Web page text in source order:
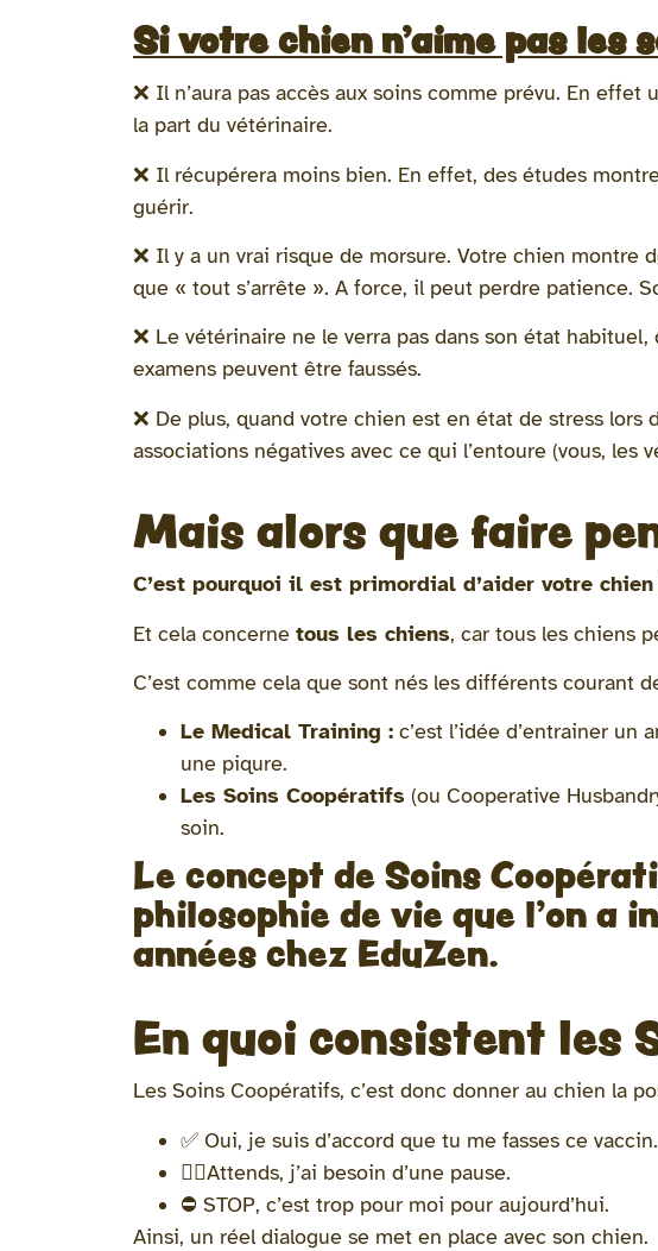
Si votre chien n’aime pas les
❌ Il n’aura pas accès aux soins comme prévu. En
la part du vétérinaire.
❌ Il récupérera moins bien. En effet, des études
guérir.
❌ Il y a un vrai risque de morsure. Votre chien montre
que « tout s’arrête ». A force, il peut perdre patience.
❌ Le vétérinaire ne le verra pas dans son état
examens peuvent être faussés.
❌ De plus, quand votre chien est en état de stress
associations négatives avec ce qui l’entoure (vous, les
Mais alors que faire
C’est pourquoi il est primordial d’aider votre
Et cela concerne tous les chiens, car tous les chiens
C’est comme cela que sont nés les différents courant
Le Medical Training : c’est l’idée d’entrainer
une piqure.
Les Soins Coopératifs (ou Cooperative
soin.
Le concept de Soins
philosophie de vie que l’on a
années chez EduZen.
En quoi consistent les
Les Soins Coopératifs, c’est donc donner au chien la
✅ Oui, je suis d’accord que tu me fasses ce vaccin.
✋🏽Attends, j’ai besoin d’une pause.
⛔️ STOP, c’est trop pour moi pour aujourd’hui.
Ainsi, un réel dialogue se met en place avec son chien.